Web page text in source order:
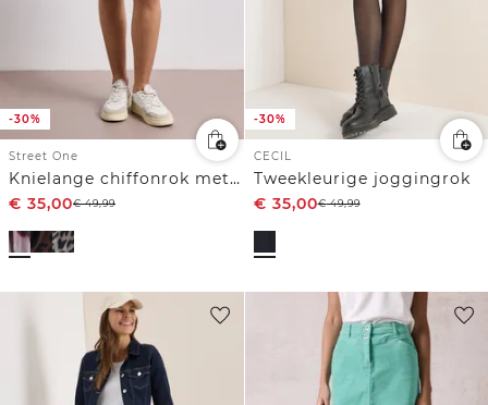
-30%
Street One
Knielange chiffonrok met print
€ 35,00€49,99
-30%
CECIL
Tweekleurige joggingrok
€ 35,00€49,99